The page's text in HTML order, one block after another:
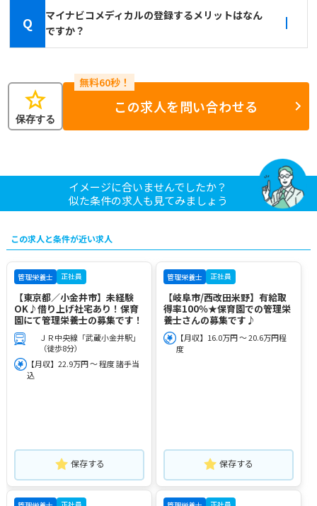
Q
マイナビコメディカルの登録するメリットはなん
ですか？
star
保存する
この求人を問い合わせる
イメージに合いませんでしたか？
似た条件の求人も見てみましょう
この求人と条件が近い求人
管理栄養士 正社員
【東京都／小金井市】未経験
OK♪借り上げ社宅あり！保育
園にて管理栄養士の募集です！
ＪＲ中央線「武蔵小金井駅」
（徒歩8分）
【月収】22.9万円 ～ 程度 諸手当
込
保存する
管理栄養士 正社員
【岐阜市/西改田米野】有給取
得率100％★保育園での管理栄
養士さんの募集です♪
【月収】16.0万円 ～ 20.6万円程
度
保存する